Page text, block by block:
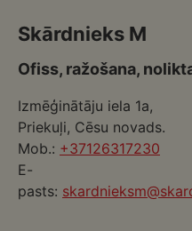
Skārdnieks M
Ofiss, ražošana,
Izmēģinātāju iela 1a,
Priekuļi, Cēsu novads.
Mob.: +37126317230
E-
pasts: